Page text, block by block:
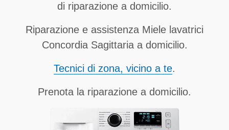
di riparazione a domicilio.
Riparazione e assistenza Miele lavatrici
Concordia Sagittaria a domicilio.
Tecnici di zona, vicino a te.
Prenota la riparazione a domicilio.